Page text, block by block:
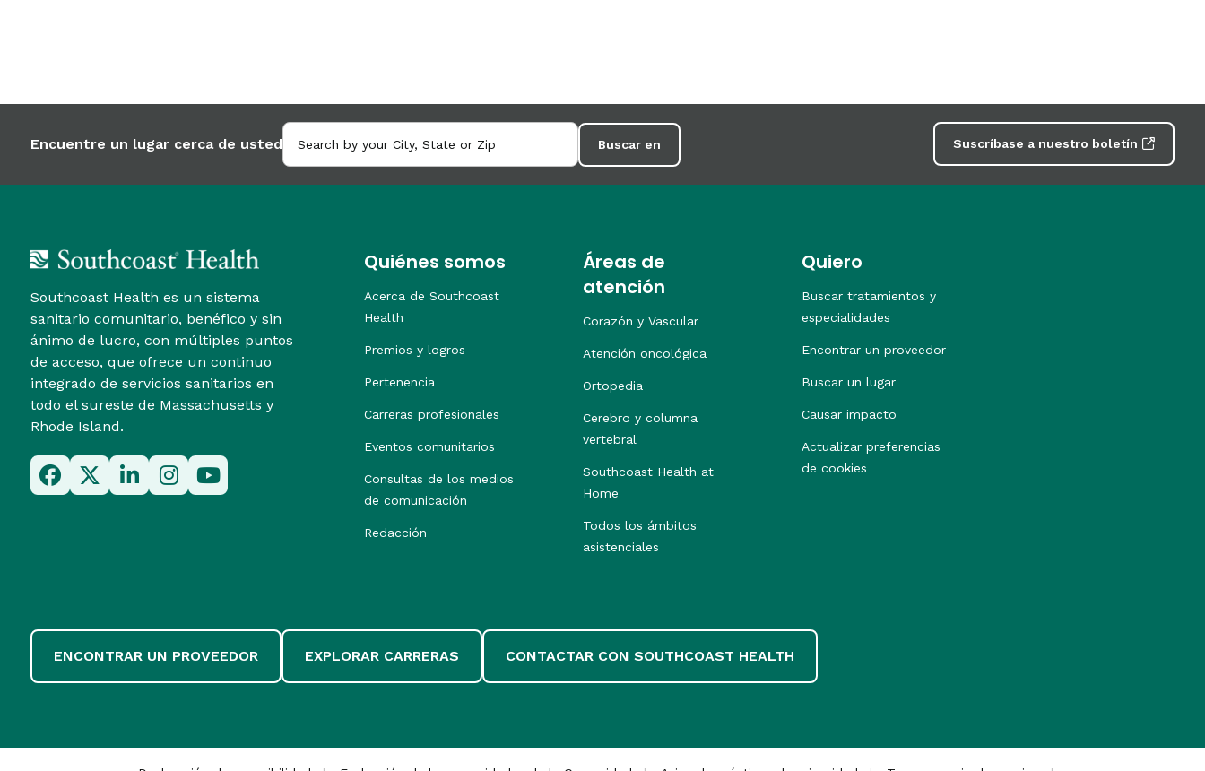
Encuentre un lugar cerca de usted Buscar en Suscríbase a nuestro boletín
Southcoast Health es un sistema
sanitario comunitario, benéfico y sin
ánimo de lucro, con múltiples puntos
de acceso, que ofrece un continuo
integrado de servicios sanitarios en
todo el sureste de Massachusetts y
Rhode Island.
Quiénes somos
Acerca de Southcoast
Health
Premios y logros
Pertenencia
Carreras profesionales
Eventos comunitarios
Consultas de los medios
de comunicación
Redacción
Áreas de
atención
Corazón y Vascular
Atención oncológica
Ortopedia
Cerebro y columna
vertebral
Southcoast Health at
Home
Todos los ámbitos
asistenciales
Quiero
Buscar tratamientos y
especialidades
Encontrar un proveedor
Buscar un lugar
Causar impacto
Actualizar preferencias
de cookies
ENCONTRAR UN PROVEEDOR EXPLORAR CARRERAS CONTACTAR CON SOUTHCOAST HEALTH